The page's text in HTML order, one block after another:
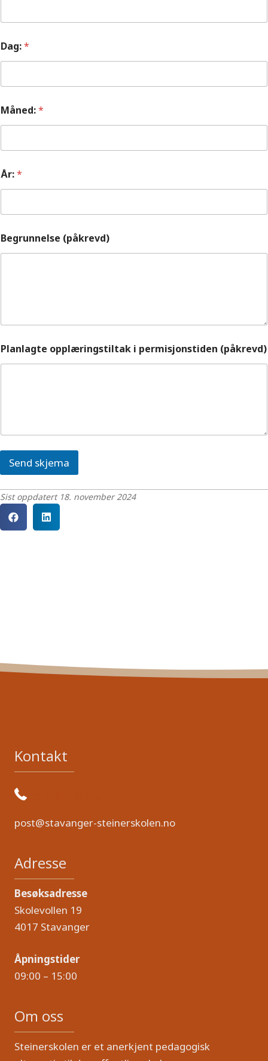
Dag:*
Måned:*
År:*
Begrunnelse (påkrevd)
Planlagte opplæringstiltak i permisjonstiden (påkrevd)
Send skjema
Sist oppdatert 18. november 2024
Kontakt
post@stavanger-steinerskolen.no
Adresse
Besøksadresse
Skolevollen 19
4017 Stavanger
Åpningstider
09:00 – 15:00
Om oss
Steinerskolen er et anerkjent pedagogisk